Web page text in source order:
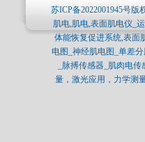
苏ICP备2022001945号版
肌电,肌电,表面肌电仪_
体能恢复促进系统,表面
电图_神经肌电图_单差
_脉搏传感器_肌肉电
量，激光应用，力学测